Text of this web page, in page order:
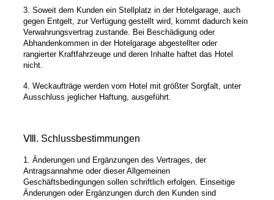
3. Soweit dem Kunden ein Stellplatz in der Hotelgarage, auch
gegen Entgelt, zur Verfügung gestellt wird, kommt dadurch kein
Verwahrungsvertrag zustande. Bei Beschädigung oder
Abhandenkommen in der Hotelgarage abgestellter oder
rangierter Kraftfahrzeuge und deren Inhalte haftet das Hotel
nicht.
4. Weckaufträge werden vom Hotel mit größter Sorgfalt, unter
Ausschluss jeglicher Haftung, ausgeführt.
Ⅷ. Schlussbestimmungen
1. Änderungen und Ergänzungen des Vertrages, der
Antragsannahme oder dieser Allgemeinen
Geschäftsbedingungen sollen schriftlich erfolgen. Einseitige
Änderungen oder Ergänzungen durch den Kunden sind